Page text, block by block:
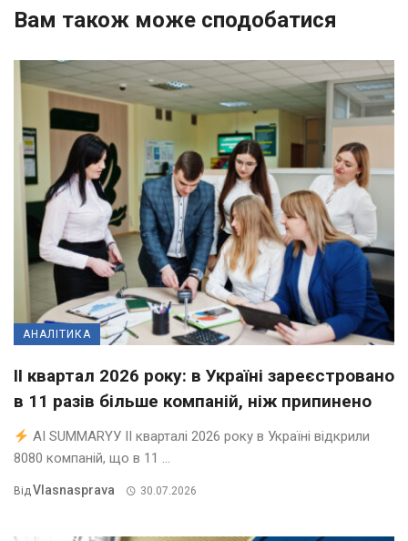
Вам також може сподобатися
АНАЛІТИКА
II квартал 2026 року: в Україні зареєстровано
в 11 разів більше компаній, ніж припинено
AI SUMMARYУ ІІ кварталі 2026 року в Україні відкрили
8080 компаній, що в 11 ...
ВідVlasnasprava 30.07.2026